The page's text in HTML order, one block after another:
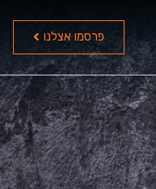
פרסמו אצלנו